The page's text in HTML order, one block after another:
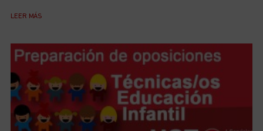
LEER MÁS